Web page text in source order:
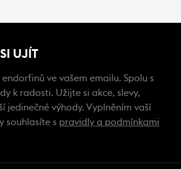
UJÍT
ve vašem emailu. Spolu s
k radosti. Užijte si akce, slevy,
jedinečné výhody. Vyplněním vaší
souhlasíte s pravidly a podmínkami